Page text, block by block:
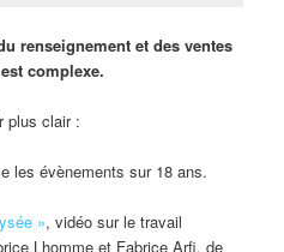
renseignement et des ventes
complexe.
plus clair :
les évènements sur 18 ans.
», vidéo sur le travail
Lhomme et Fabrice Arfi, de